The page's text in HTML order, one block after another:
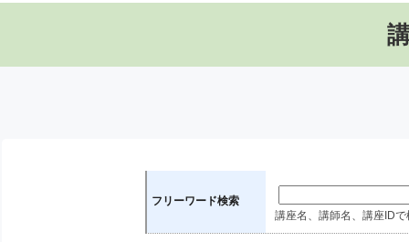
フリーワード検索
講座名、講師名、講座IDで